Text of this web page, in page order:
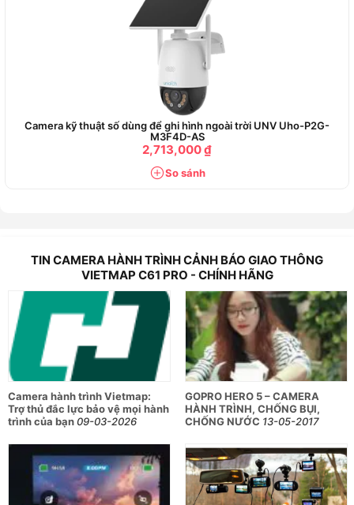
Camera kỹ thuật số dùng để ghi hình ngoài trời UNV Uho-P2G-
M3F4D-AS
2,713,000 ₫
So sánh
TIN CAMERA HÀNH TRÌNH CẢNH BÁO GIAO THÔNG
VIETMAP C61 PRO - CHÍNH HÃNG
Camera hành trình Vietmap:
Trợ thủ đắc lực bảo vệ mọi hành
trình của bạn09-03-2026
GOPRO HERO 5 – CAMERA
HÀNH TRÌNH, CHỐNG BỤI,
CHỐNG NƯỚC 13-05-2017